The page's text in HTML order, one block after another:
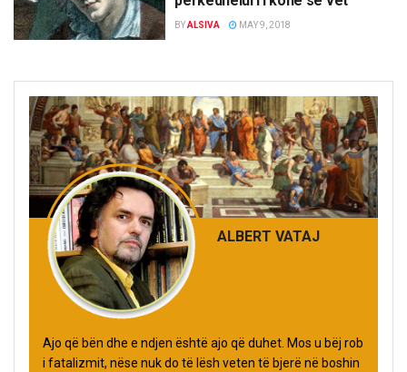
BYALSIVA MAY 9, 2018
ALBERT VATAJ
Ajo që bën dhe e ndjen është ajo që duhet. Mos u bëj rob
i fatalizmit, nëse nuk do të lësh veten të bjerë në boshin